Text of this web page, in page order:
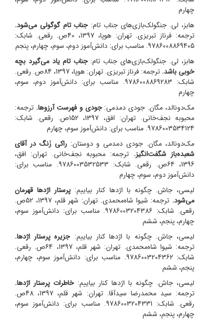
چهارم
هابز، لی. جنگولک‌بازی‌های جناب تام: جناب تام گوگولی می‌شود.
ترجمه: فرناز تبریزی.
تهران: هوپا، 1397، 40ص. رقعی. شابک:
9786008869405. مناسب برای: دانش‌آموز دوم، سوم، چهارم، پنجم
هابز، لی. جنگولک‌بازی‌های جناب تام:جناب تام یاد می‌گیرد بچه
خوبی باشد. ترجمه: فرناز تبریزی.
تهران: هوپا، 1397، 84ص. رقعی.
شابک: 9786008869283. مناسب برای: دانش‌آموز دوم، سوم،
چهارم
مک‌دونالد، مگان. جودی دمدمی:جودی و فهرست آرزوها. ترجمه:
محبوبه نجف‌خانی.
تهران: افق، 1397، 152ص. رقعی. شابک:
9786003534124. مناسب برای: دانش‌آموز سوم، چهارم
مک‌دونالد، مگان. جودی دمدمی و دوستان:راکی زَنگ در آقای
شعبده‌باز شگفت‌انگیز. ترجمه: محبوبه نجف‌خانی. تهران: افق،
1396، 64ص. رقعی. شابک: 9786003532533. مناسب برای:
دانش‌آموز دوم، سوم، چهارم
لیسی، جاش. چگونه با اژدها کنار بیاییم: پرستار اژدها قهرمان
می‌شود. ترجمه: شیوا شاه‌محمدی.
تهران: شهر قلم، 1397، 52ص.
رقعی. شابک: 9786003204386. مناسب برای: دانش‌آموز سوم،
چهارم، پنجم، ششم
لیسی، جاش. چگونه با اژدها کنار بیاییم: جزیره پرستار اژدها.
ترجمه: شیوا شاه‌‌محمدی.
تهران: شهر قلم، 1397، 64ص. رقعی.
شابک: 9786003204362. مناسب برای: دانش‌آموز سوم، چهارم،
پنجم، ششم
لیسی، جاش. چگونه با اژدها کنار بیاییم: خاطرات پرستار اژدها.
ترجمه: سید‌ محمدرضا سیدآقا.
تهران: شهر قلم، 1397، 48ص.
رقعی. شابک: 9786003204331. مناسب برای: دانش‌آموز سوم،
چهارم، پنجم، ششم